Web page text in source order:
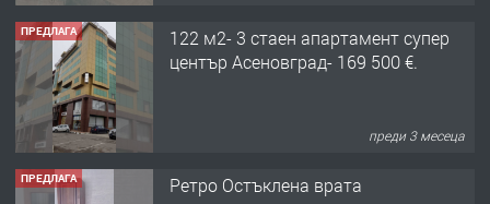
ПРЕДЛАГА
122 м2- 3 стаен апартамент супер
център Асеновград- 169 500 €.
преди 3 месеца
ПРЕДЛАГА Ретро Остъклена врата